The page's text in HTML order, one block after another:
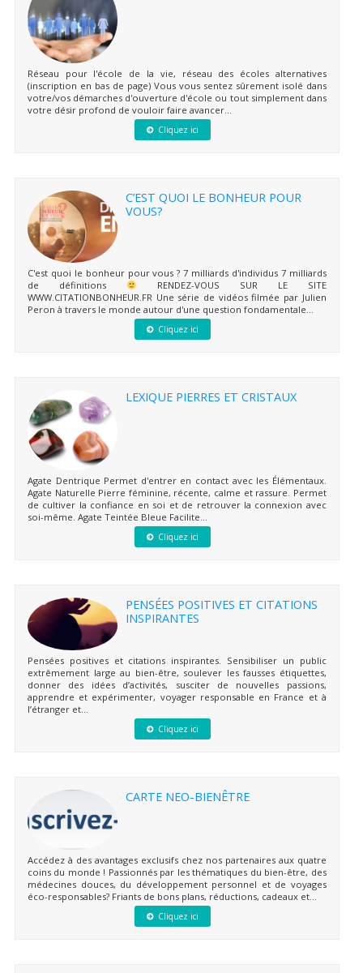
Réseau pour l'école de la vie, réseau des écoles alternatives
(inscription en bas de page) Vous vous sentez sûrement isolé dans
votre/vos démarches d'ouverture d'école ou tout simplement dans
votre désir profond de vouloir faire avancer...
Cliquez ici
C’EST QUOI LE BONHEUR POUR
VOUS?
C'est quoi le bonheur pour vous ? 7 milliards d'individus 7 milliards
de définitions
RENDEZ-VOUS SUR LE SITE
WWW.CITATIONBONHEUR.FR Une série de vidéos filmée par Julien
Peron à travers le monde autour d'une question fondamentale...
Cliquez ici
LEXIQUE PIERRES ET CRISTAUX
Agate Dentrique Permet d'entrer en contact avec les Élémentaux.
Agate Naturelle Pierre féminine, récente, calme et rassure. Permet
de cultiver la confiance en soi et de retrouver la connexion avec
soi-même. Agate Teintée Bleue Facilite...
Cliquez ici
PENSÉES POSITIVES ET CITATIONS
INSPIRANTES
Pensées positives et citations inspirantes. Sensibiliser un public
extrêmement large au bien-être, soulever les fausses étiquettes,
donner des idées d’activités, susciter de nouvelles passions,
apprendre et expérimenter, voyager responsable en France et à
l’étranger et...
Cliquez ici
CARTE NEO-BIENÊTRE
Accédez à des avantages exclusifs chez nos partenaires aux quatre
coins du monde ! Passionnés par les thématiques du bien-être, des
médecines douces, du développement personnel et de voyages
éco-responsables? Friants de bons plans, réductions, cadeaux et...
Cliquez ici